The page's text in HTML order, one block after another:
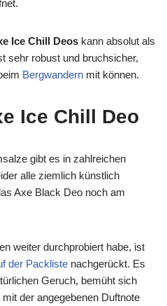
Ice Chill Deos kann absolut als
sehr robust und bruchsicher,
Bergwandern mit können.
Ice Chill Deo
gibt es in zahlreichen
alle ziemlich künstlich
Axe Black Deo noch am
weiter durchprobiert habe, ist
der Packliste nachgerückt. Es
Geruch, bemüht sich
der angegebenen Duftnote